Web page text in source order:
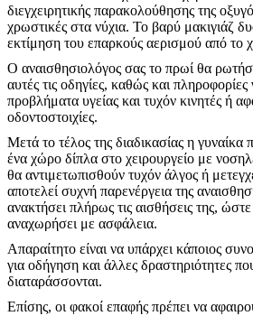
διεγχειρητικής παρακολούθησης της
χρωστικές στα νύχια. Το βαρύ μακιγιάζ
εκτίμηση του επαρκούς αερισμού από το
Ο αναισθησιολόγος σας το πρωί θα
αυτές τις οδηγίες, καθώς και
προβλήματα υγείας και τυχόν κινητές ή
οδοντοστοιχίες.
Μετά το τέλος της διαδικασίας η
ένα χώρο δίπλα στο χειρουργείο με
θα αντιμετωπισθούν τυχόν άλγος ή
αποτελεί συχνή παρενέργεια της
ανακτήσει πλήρως τις αισθήσεις της,
αναχωρήσει με ασφάλεια.
Απαραίτητο είναι να υπάρχει κάποιος
για οδήγηση και άλλες δραστηριότητες
διαταράσσονται.
Επίσης, οι φακοί επαφής πρέπει να